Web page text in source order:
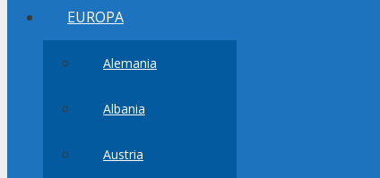
EUROPA
Alemania
Albania
Austria